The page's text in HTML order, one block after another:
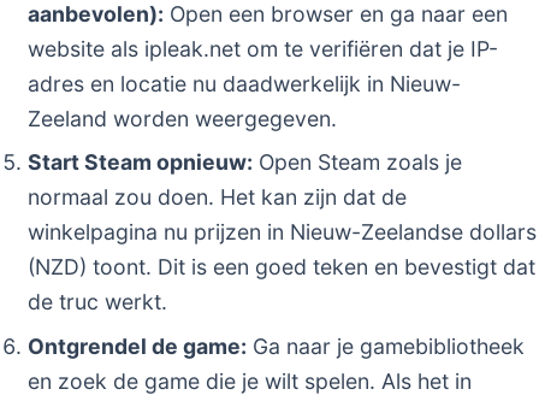
aanbevolen): Open een browser en ga naar een
website als ipleak.net om te verifiëren dat je IP-
adres en locatie nu daadwerkelijk in Nieuw-
Zeeland worden weergegeven.
Start Steam opnieuw: Open Steam zoals je
normaal zou doen. Het kan zijn dat de
winkelpagina nu prijzen in Nieuw-Zeelandse dollars
(NZD) toont. Dit is een goed teken en bevestigt dat
de truc werkt.
Ontgrendel de game: Ga naar je gamebibliotheek
en zoek de game die je wilt spelen. Als het in